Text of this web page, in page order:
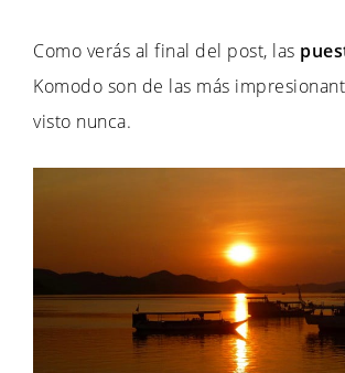
Como verás al final del post, las
Komodo son de las más
visto nunca.